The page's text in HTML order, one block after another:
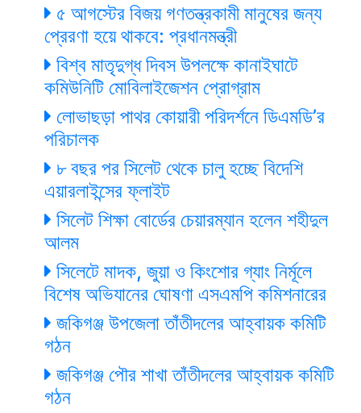
৫ আগস্টের বিজয় গণতন্ত্রকামী মানুষের জন্য
প্রেরণা হয়ে থাকবে: প্রধানমন্ত্রী
বিশ্ব মাতৃদুগ্ধ দিবস উপলক্ষে কানাইঘাটে
কমিউনিটি মোবিলাইজেশন প্রোগ্রাম
লোভাছড়া পাথর কোয়ারী পরিদর্শনে ডিএমডি’র
পরিচালক
৮ বছর পর সিলেট থেকে চালু হচ্ছে বিদেশি
এয়ারলাইন্সের ফ্লাইট
সিলেট শিক্ষা বোর্ডের চেয়ারম্যান হলেন শহীদুল
আলম
সিলেটে মাদক, জুয়া ও কিংশোর গ্যাং নির্মূলে
বিশেষ অভিযানের ঘোষণা এসএমপি কমিশনারের
জকিগঞ্জ উপজেলা তাঁতীদলের আহ্বায়ক কমিটি
গঠন
জকিগঞ্জ পৌর শাখা তাঁতীদলের আহ্বায়ক কমিটি
গঠন